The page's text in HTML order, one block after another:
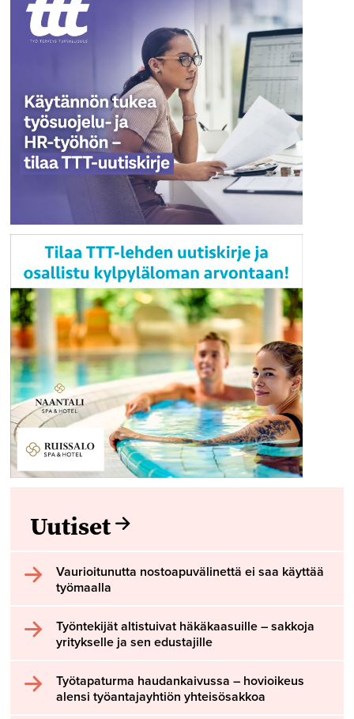
Uutiset
Vaurioitunutta nostoapuvälinettä ei saa käyttää
työmaalla
Työntekijät altistuivat häkäkaasuille – sakkoja
yritykselle ja sen edustajille
Työtapaturma haudankaivussa – hovioikeus
alensi työantajayhtiön yhteisösakkoa